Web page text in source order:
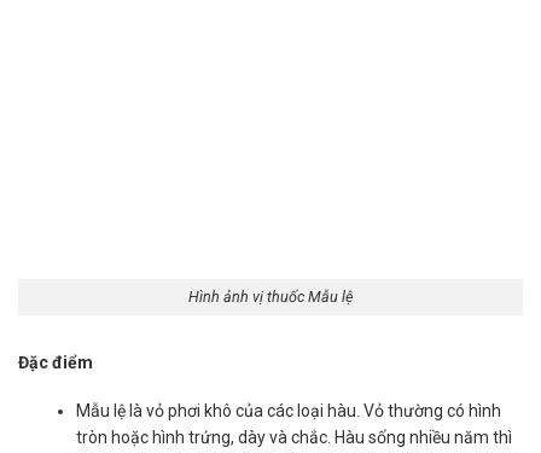
Hình ảnh vị thuốc Mẫu lệ
Đặc điểm
Mẫu lệ là vỏ phơi khô của các loại hàu. Vỏ thường có hình
tròn hoặc hình trứng, dày và chắc. Hàu sống nhiều năm thì